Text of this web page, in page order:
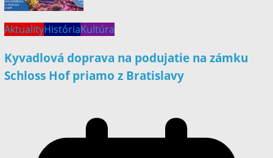
AktualityHistóriaKultúra
Kyvadlová doprava na podujatie na zámku
Schloss Hof priamo z Bratislavy